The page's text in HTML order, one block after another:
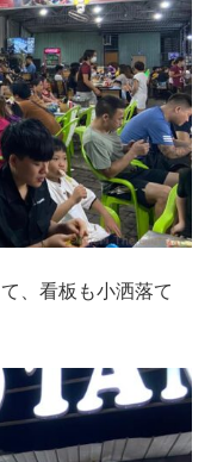
、看板も小洒落て